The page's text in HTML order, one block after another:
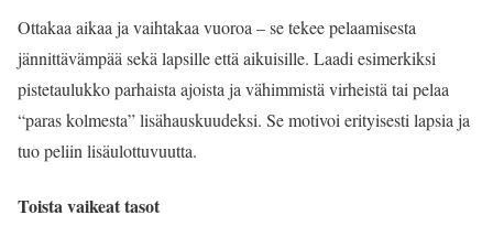
Ottakaa aikaa ja vaihtakaa vuoroa – se tekee pelaamisesta
jännittävämpää sekä lapsille että aikuisille. Laadi esimerkiksi
pistetaulukko parhaista ajoista ja vähimmistä virheistä tai pelaa
“paras kolmesta” lisähauskuudeksi. Se motivoi erityisesti lapsia ja
tuo peliin lisäulottuvuutta.
Toista vaikeat tasot